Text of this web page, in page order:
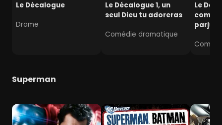
Le Décalogue
Drame
Le Décalogue 1, un
seul Dieu tu adoreras
Comédie dramatique
Le
parjure
Superman